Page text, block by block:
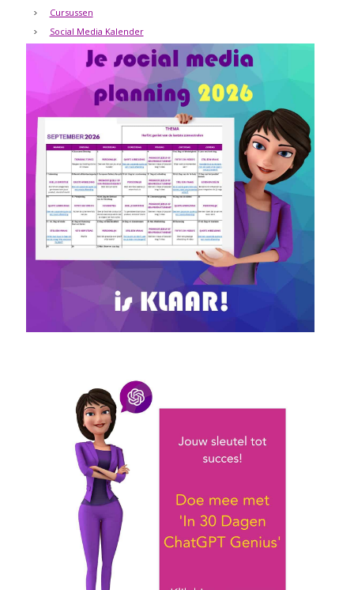
Cursussen
Social Media Kalender